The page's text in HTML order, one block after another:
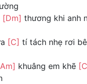
[Dm] thương khi anh
[C] tí tách nhẹ rơi
khuâng em khẽ